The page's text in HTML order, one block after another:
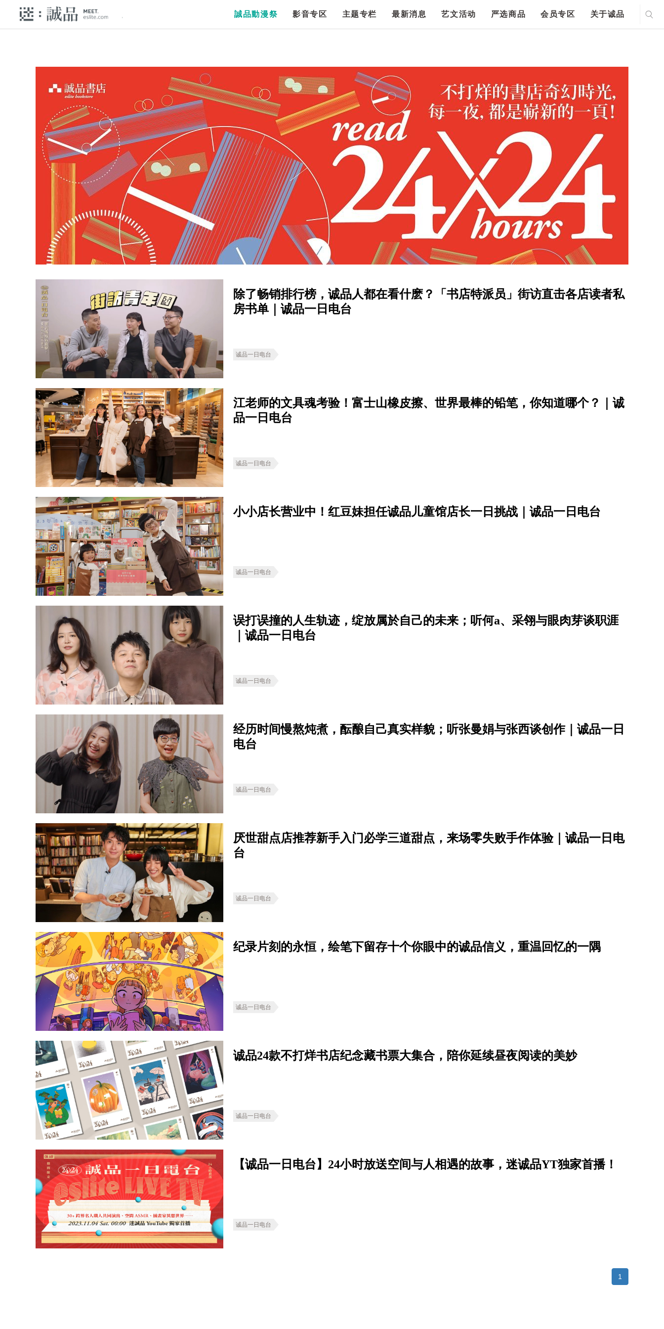
誠品動漫祭 影音专区 主题专栏 最新消息 艺文活动 严选商品 会员专区 关于诚品
除了畅销排行榜，诚品人都在看什麽？「书店特派员」街访直击各店读者私
房书单｜诚品一日电台
诚品一日电台
江老师的文具魂考验！富士山橡皮擦、世界最棒的铅笔，你知道哪个？｜诚
品一日电台
诚品一日电台
小小店长营业中！红豆妹担任诚品儿童馆店长一日挑战｜诚品一日电台
诚品一日电台
误打误撞的人生轨迹，绽放属於自己的未来；听何a、采翎与眼肉芽谈职涯
｜诚品一日电台
诚品一日电台
经历时间慢熬炖煮，酝酿自己真实样貌；听张曼娟与张西谈创作｜诚品一日
电台
诚品一日电台
厌世甜点店推荐新手入门必学三道甜点，来场零失败手作体验｜诚品一日电
台
诚品一日电台
纪录片刻的永恒，绘笔下留存十个你眼中的诚品信义，重温回忆的一隅
诚品一日电台
诚品24款不打烊书店纪念藏书票大集合，陪你延续昼夜阅读的美妙
诚品一日电台
【诚品一日电台】24小时放送空间与人相遇的故事，迷诚品YT独家首播！
诚品一日电台
1